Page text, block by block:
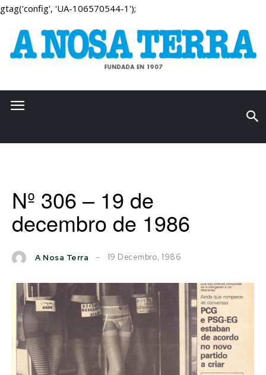
gtag('config', 'UA-106570544-1');
Nº 306 – 19 de
decembro de 1986
A Nosa Terra 19 Decembro, 1986